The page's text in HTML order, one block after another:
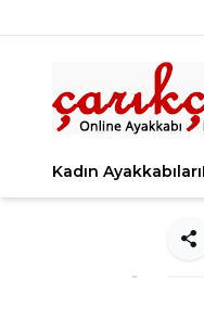
Kadın Ayakkabıları